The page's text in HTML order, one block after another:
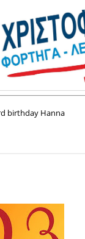
birthday Hanna